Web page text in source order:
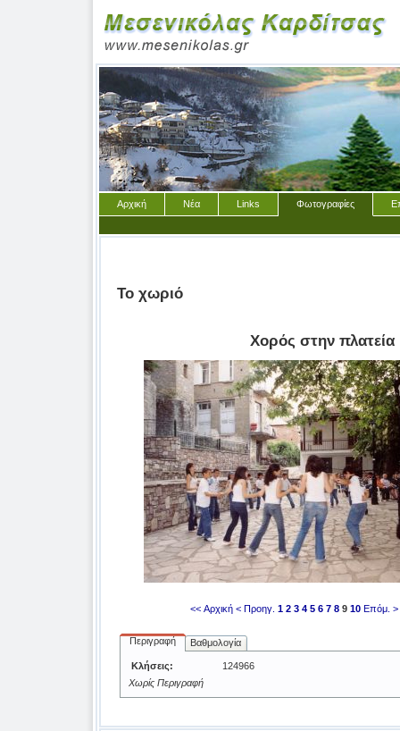
Αρχική Νέα Links Φωτογραφίες
Το χωριό
Χορός στην πλατεία
<< Αρχική < Προηγ. 1 2 3 4 5 6 7 8 9 10 Επόμ. >
Περιγραφή Βαθμολογία
Κλήσεις:
124966
Χωρίς Περιγραφή